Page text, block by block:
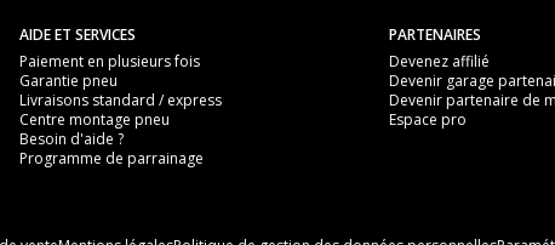
AIDE ET SERVICES
Paiement en plusieurs fois
Garantie pneu
Livraisons standard / express
Centre montage pneu
Besoin d'aide ?
Programme de parrainage
PARTENAIRES
Devenez affilié
Devenir garage
Devenir partenaire de
Espace pro